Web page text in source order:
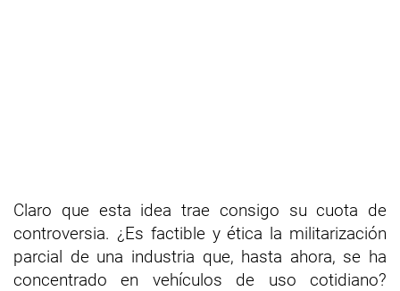
Claro que esta idea trae consigo su cuota de
controversia. ¿Es factible y ética la militarización
parcial de una industria que, hasta ahora, se ha
concentrado en vehículos de uso cotidiano?